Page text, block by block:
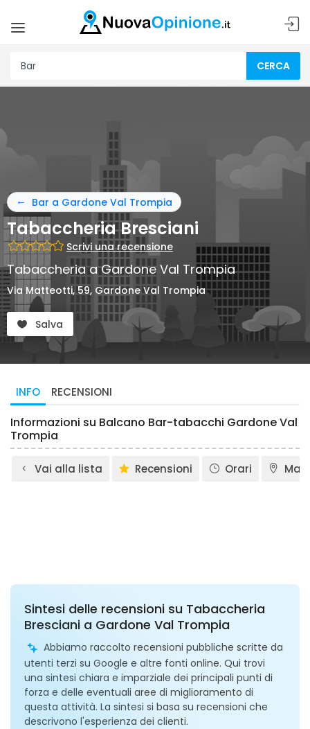
CERCA
Bar a Gardone Val Trompia
Tabaccheria Bresciani
Scrivi una recensione
Tabaccheria a Gardone Val Trompia
Via Matteotti, 59, Gardone Val Trompia
Salva
INFO RECENSIONI
Informazioni su Balcano Bar-tabacchi Gardone Val
Trompia
Vai alla lista Recensioni Orari
Sintesi delle recensioni su Tabaccheria
Bresciani a Gardone Val Trompia
Abbiamo raccolto recensioni pubbliche scritte da
utenti terzi su Google e altre fonti online. Qui trovi
una sintesi chiara e imparziale dei principali punti di
forza e delle eventuali aree di miglioramento di
questa attività. La sintesi si basa su recensioni che
descrivono l'esperienza dei clienti.